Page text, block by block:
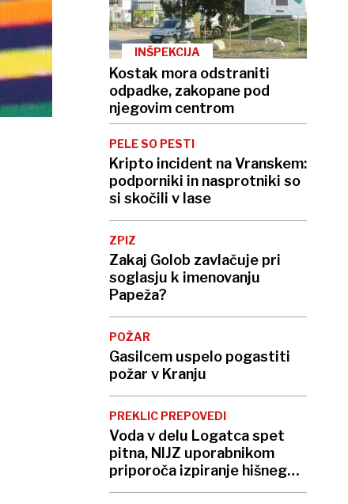
INŠPEKCIJA
Kostak mora odstraniti
odpadke, zakopane pod
njegovim centrom
PELE SO PESTI
Kripto incident na Vranskem:
podporniki in nasprotniki so
si skočili v lase
ZPIZ
Zakaj Golob zavlačuje pri
soglasju k imenovanju
Papeža?
POŽAR
Gasilcem uspelo pogastiti
požar v Kranju
PREKLIC PREPOVEDI
Voda v delu Logatca spet
pitna, NIJZ uporabnikom
priporoča izpiranje hišnega
vodovodnega omrežja